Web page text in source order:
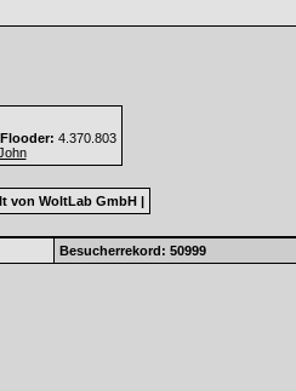
4.370.803
von WoltLab GmbH|
Besucherrekord: 50999